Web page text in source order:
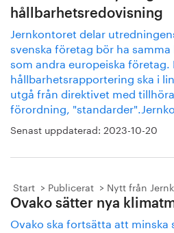
hållbarhetsredovisning
Jernkontoret delar
svenska företag bör ha
som andra europeiska
hållbarhetsrapportering ska i
utgå från direktivet med
förordning,
Senast uppdaterad: 2023-10-20
Start Publicerat Nytt från
Ovako sätter nya
Ovako ska fortsätta att